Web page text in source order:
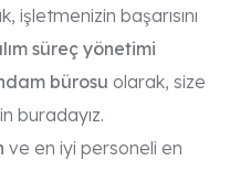
işletmenizin başarısını
süreç yönetimi
bürosu olarak, size
buradayız.
ve en iyi personeli en